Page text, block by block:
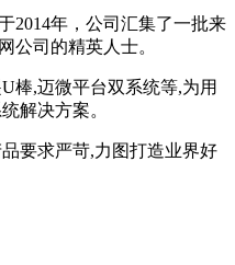
2014年，公司汇集了一批来
公司的精英人士。
棒,迈微平台双系统等,为用
解决方案。
要求严苛,力图打造业界好